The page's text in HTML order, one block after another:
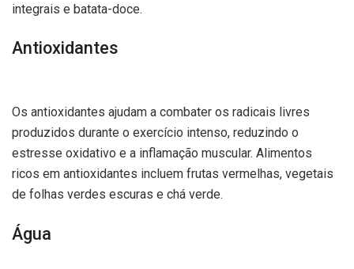
integrais e batata-doce.
Antioxidantes
Os antioxidantes ajudam a combater os radicais livres
produzidos durante o exercício intenso, reduzindo o
estresse oxidativo e a inflamação muscular. Alimentos
ricos em antioxidantes incluem frutas vermelhas, vegetais
de folhas verdes escuras e chá verde.
Água